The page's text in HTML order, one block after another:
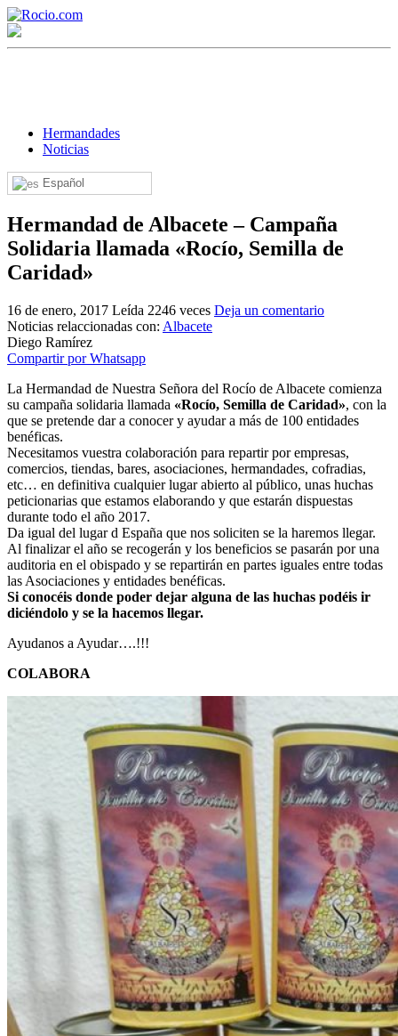
Hermandades
Noticias
Español
Hermandad de Albacete – Campaña
Solidaria llamada «Rocío, Semilla de
Caridad»
16 de enero, 2017 Leída 2246 veces Deja un comentario
Noticias relaccionadas con: Albacete
Diego Ramírez
Compartir por Whatsapp
La Hermandad de Nuestra Señora del Rocío de Albacete comienza
su campaña solidaria llamada «Rocío, Semilla de Caridad», con la
que se pretende dar a conocer y ayudar a más de 100 entidades
benéficas.
Necesitamos vuestra colaboración para repartir por empresas,
comercios, tiendas, bares, asociaciones, hermandades, cofradias,
etc… en definitiva cualquier lugar abierto al público, unas huchas
peticionarias que estamos elaborando y que estarán dispuestas
durante todo el año 2017.
Da igual del lugar d España que nos soliciten se la haremos llegar.
Al finalizar el año se recogerán y los beneficios se pasarán por una
auditoria en el obispado y se repartirán en partes iguales entre todas
las Asociaciones y entidades benéficas.
Si conocéis donde poder dejar alguna de las huchas podéis ir
diciéndolo y se la hacemos llegar.
Ayudanos a Ayudar….!!!
COLABORA
¡Bienvenido! Soy el asistente virtual de rocio.com.
¿En qué puedo ayudarte?
¿Cuándo es la romería del Rocío?
¿Cuántas hermandades participan en la romería?
¿Cuándo se construyó la primera ermita?
El traslado cada siete años
¿Cuales son los actos principales que se celebran en el
Rocío?
Quiero hacer el camino,¿que tengo que hacer?
En el Rocío, ¿dónde me alojo?